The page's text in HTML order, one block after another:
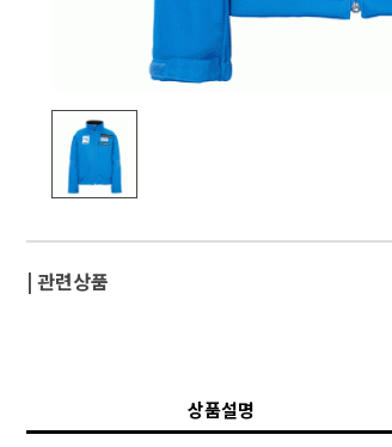
| 관련상품
상품설명